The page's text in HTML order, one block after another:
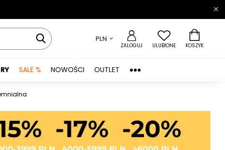
PLN
ZALOGUJ ULUBIONE KOSZYK
SALE % NOWOŚCI OUTLET ●●●